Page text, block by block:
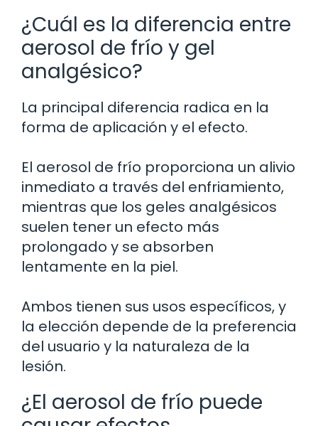
¿Cuál es la diferencia entre
aerosol de frío y gel
analgésico?
La principal diferencia radica en la
forma de aplicación y el efecto.
El aerosol de frío proporciona un alivio
inmediato a través del enfriamiento,
mientras que los geles analgésicos
suelen tener un efecto más
prolongado y se absorben
lentamente en la piel.
Ambos tienen sus usos específicos, y
la elección depende de la preferencia
del usuario y la naturaleza de la
lesión.
¿El aerosol de frío puede